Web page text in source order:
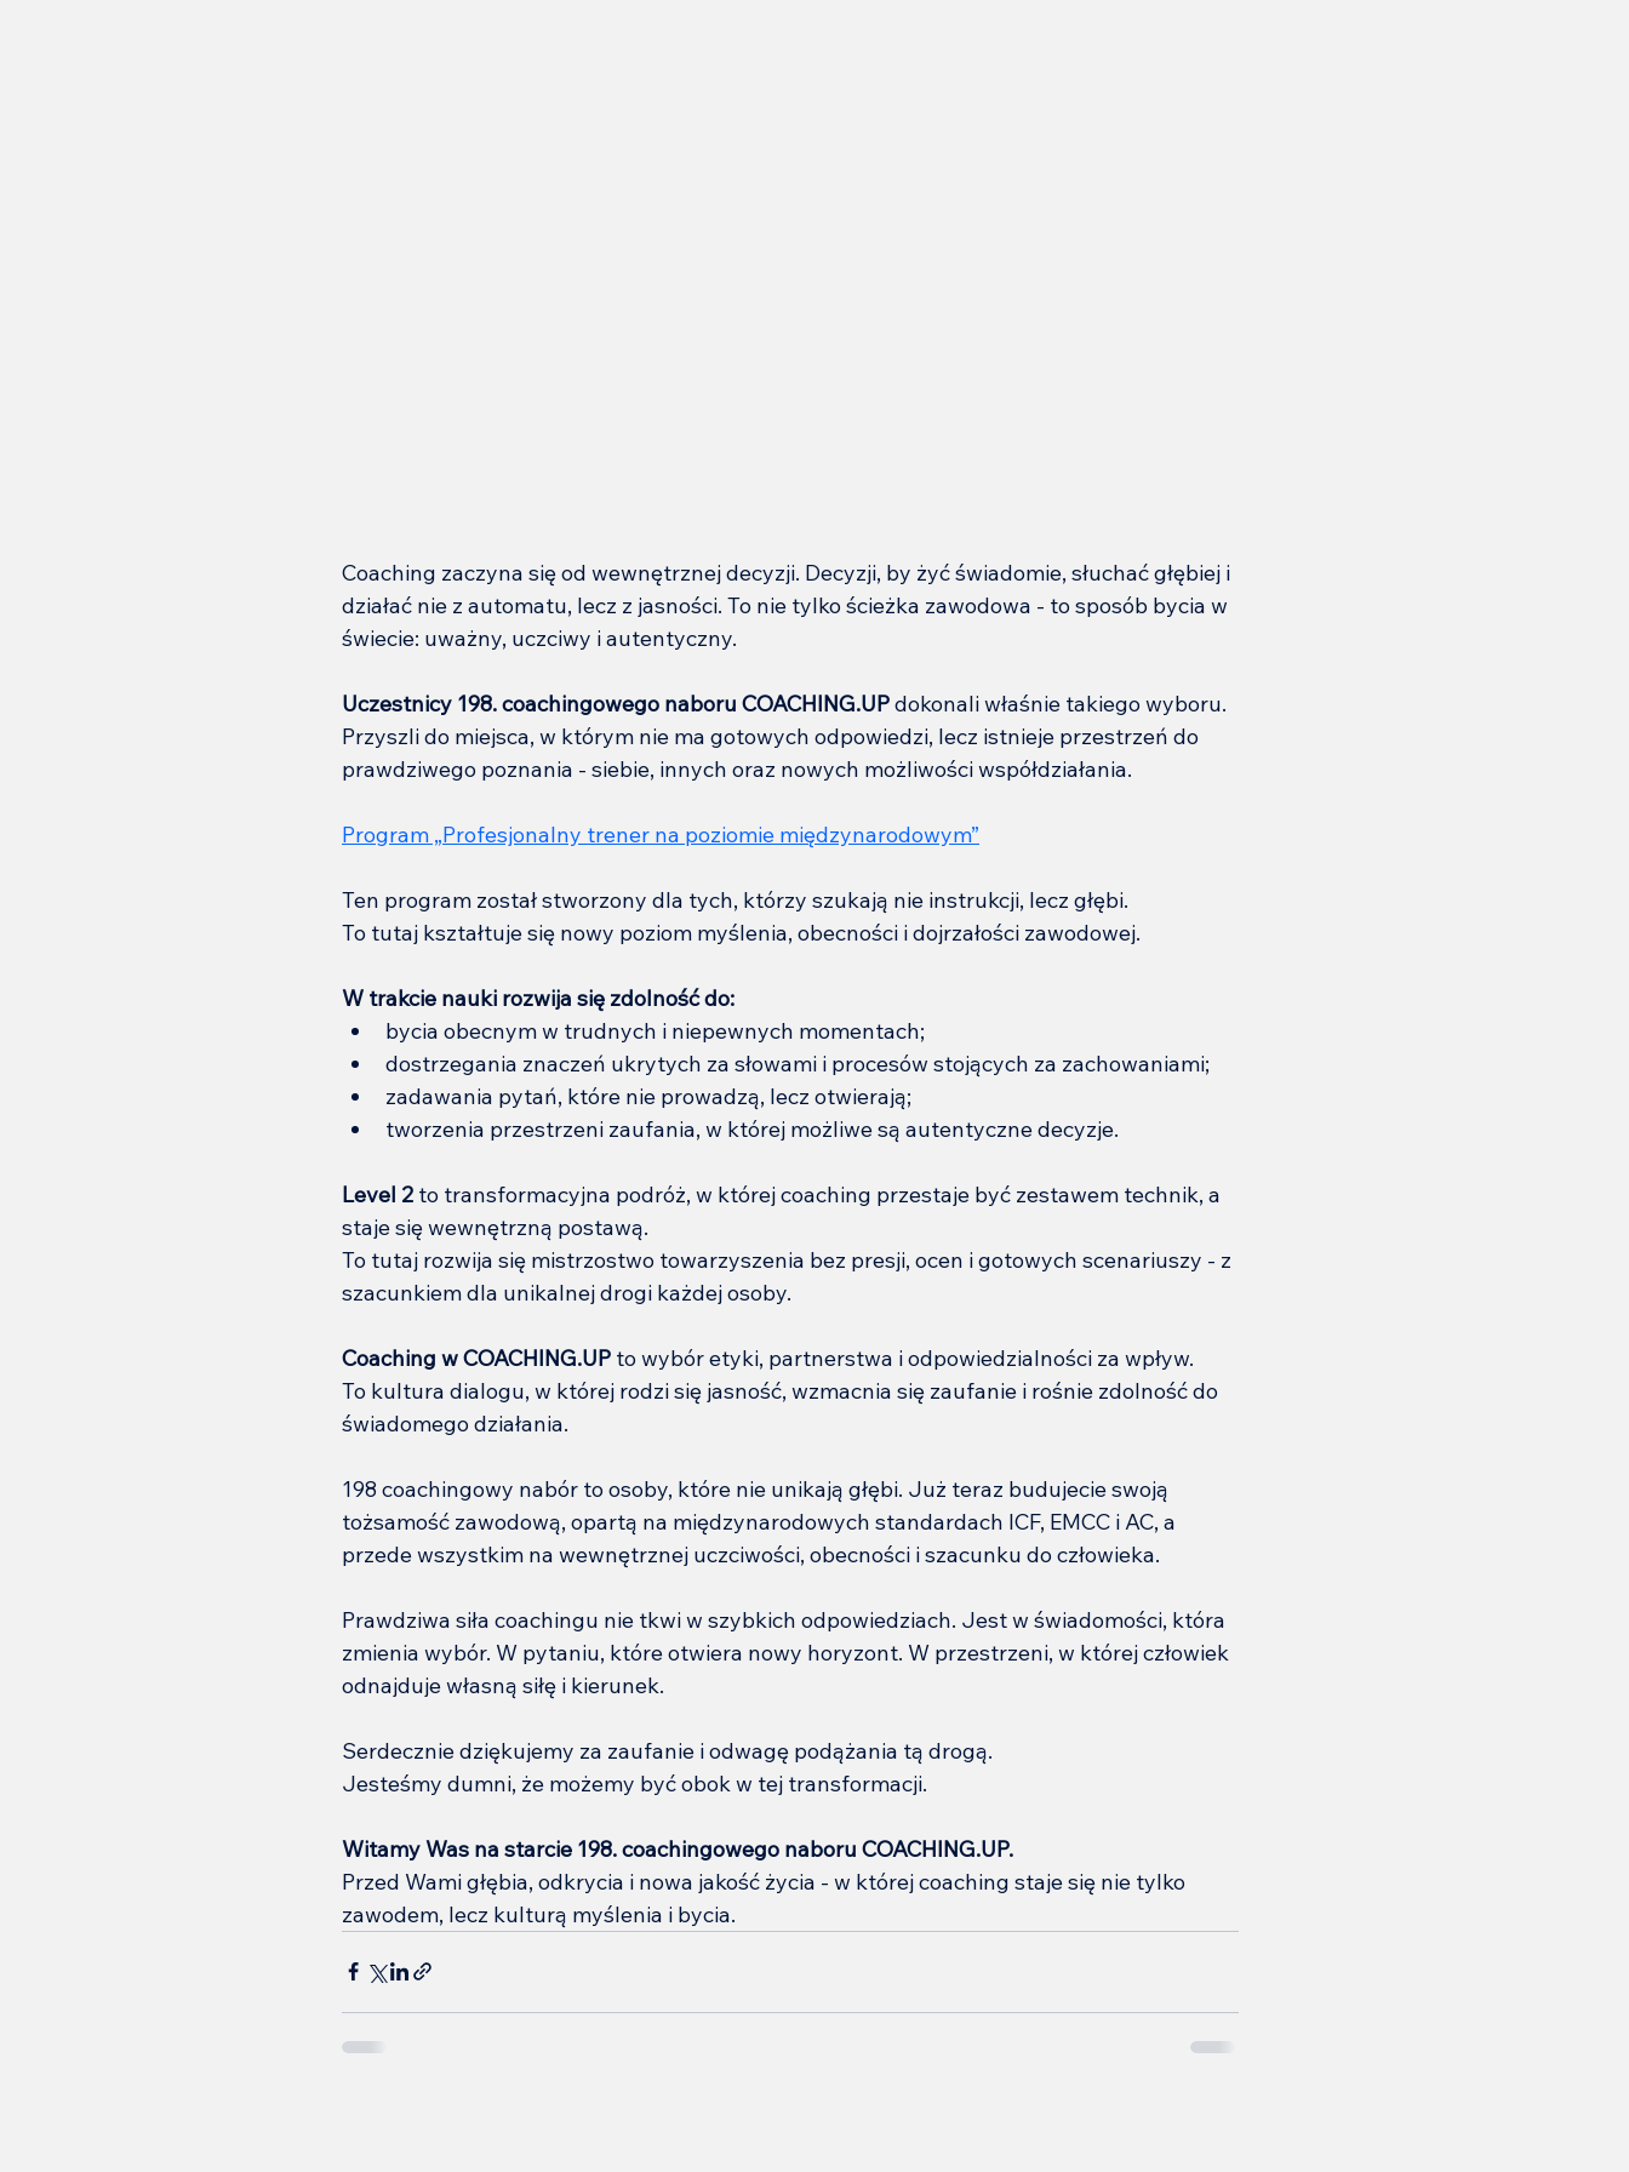
Coaching zaczyna się od wewnętrznej decyzji. Decyzji, by żyć świadomie, słuchać głębiej i
działać nie z automatu, lecz z jasności. To nie tylko ścieżka zawodowa - to sposób bycia w
świecie: uważny, uczciwy i autentyczny.
Uczestnicy 198. coachingowego naboru COACHING.UP dokonali właśnie takiego wyboru.
Przyszli do miejsca, w którym nie ma gotowych odpowiedzi, lecz istnieje przestrzeń do
prawdziwego poznania - siebie, innych oraz nowych możliwości współdziałania.
Program „Profesjonalny trener na poziomie międzynarodowym”
Ten program został stworzony dla tych, którzy szukają nie instrukcji, lecz głębi.
To tutaj kształtuje się nowy poziom myślenia, obecności i dojrzałości zawodowej.
W trakcie nauki rozwija się zdolność do:
bycia obecnym w trudnych i niepewnych momentach;
dostrzegania znaczeń ukrytych za słowami i procesów stojących za zachowaniami;
zadawania pytań, które nie prowadzą, lecz otwierają;
tworzenia przestrzeni zaufania, w której możliwe są autentyczne decyzje.
Level 2 to transformacyjna podróż, w której coaching przestaje być zestawem technik, a
staje się wewnętrzną postawą.
To tutaj rozwija się mistrzostwo towarzyszenia bez presji, ocen i gotowych scenariuszy - z
szacunkiem dla unikalnej drogi każdej osoby.
Coaching w COACHING.UP to wybór etyki, partnerstwa i odpowiedzialności za wpływ.
To kultura dialogu, w której rodzi się jasność, wzmacnia się zaufanie i rośnie zdolność do
świadomego działania.
198 coachingowy nabór to osoby, które nie unikają głębi. Już teraz budujecie swoją
tożsamość zawodową, opartą na międzynarodowych standardach ICF, EMCC i AC, a
przede wszystkim na wewnętrznej uczciwości, obecności i szacunku do człowieka.
Prawdziwa siła coachingu nie tkwi w szybkich odpowiedziach. Jest w świadomości, która
zmienia wybór. W pytaniu, które otwiera nowy horyzont. W przestrzeni, w której człowiek
odnajduje własną siłę i kierunek.
Serdecznie dziękujemy za zaufanie i odwagę podążania tą drogą.
Jesteśmy dumni, że możemy być obok w tej transformacji.
Witamy Was na starcie 198. coachingowego naboru COACHING.UP.
Przed Wami głębia, odkrycia i nowa jakość życia - w której coaching staje się nie tylko
zawodem, lecz kulturą myślenia i bycia.